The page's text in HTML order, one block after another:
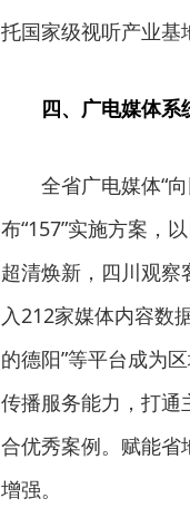
托国家级视听产业基
四、广电媒体
全省广电媒体“
布“157”实施方案，
超清焕新，四川观
入212家媒体内容数
的德阳”等平台成为
传播服务能力，打通
合优秀案例。赋能省
增强。